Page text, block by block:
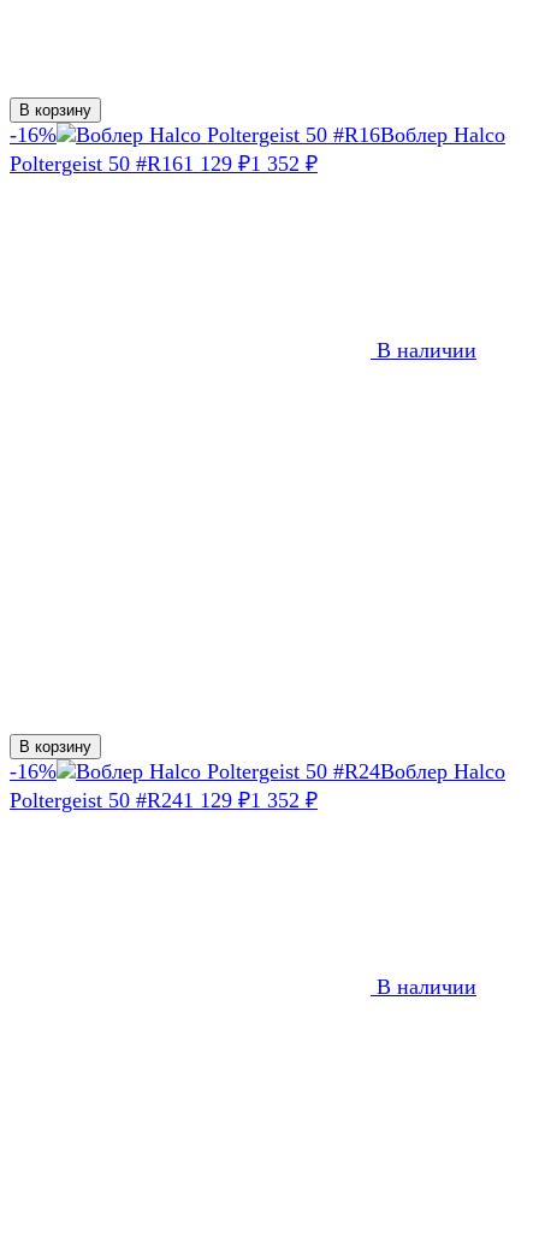
В корзину
-16%
Воблер Halco
Poltergeist 50 #R161 129 ₽1 352 ₽
В наличии
В корзину
-16%
Воблер Halco
Poltergeist 50 #R241 129 ₽1 352 ₽
В наличии